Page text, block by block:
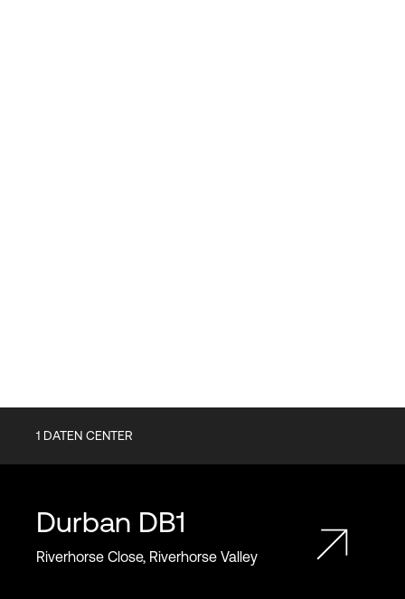
1 DATEN CENTER
Durban DB1
Riverhorse Close, Riverhorse Valley